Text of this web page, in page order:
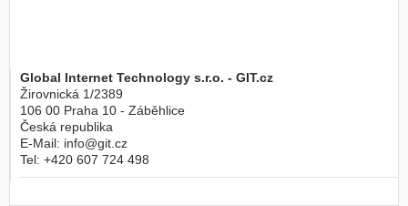
Global Internet Technology s.r.o. - GIT.cz
Žirovnická 1/2389
106 00 Praha 10 - Záběhlice
Česká republika
E-Mail: info@git.cz
Tel: +420 607 724 498